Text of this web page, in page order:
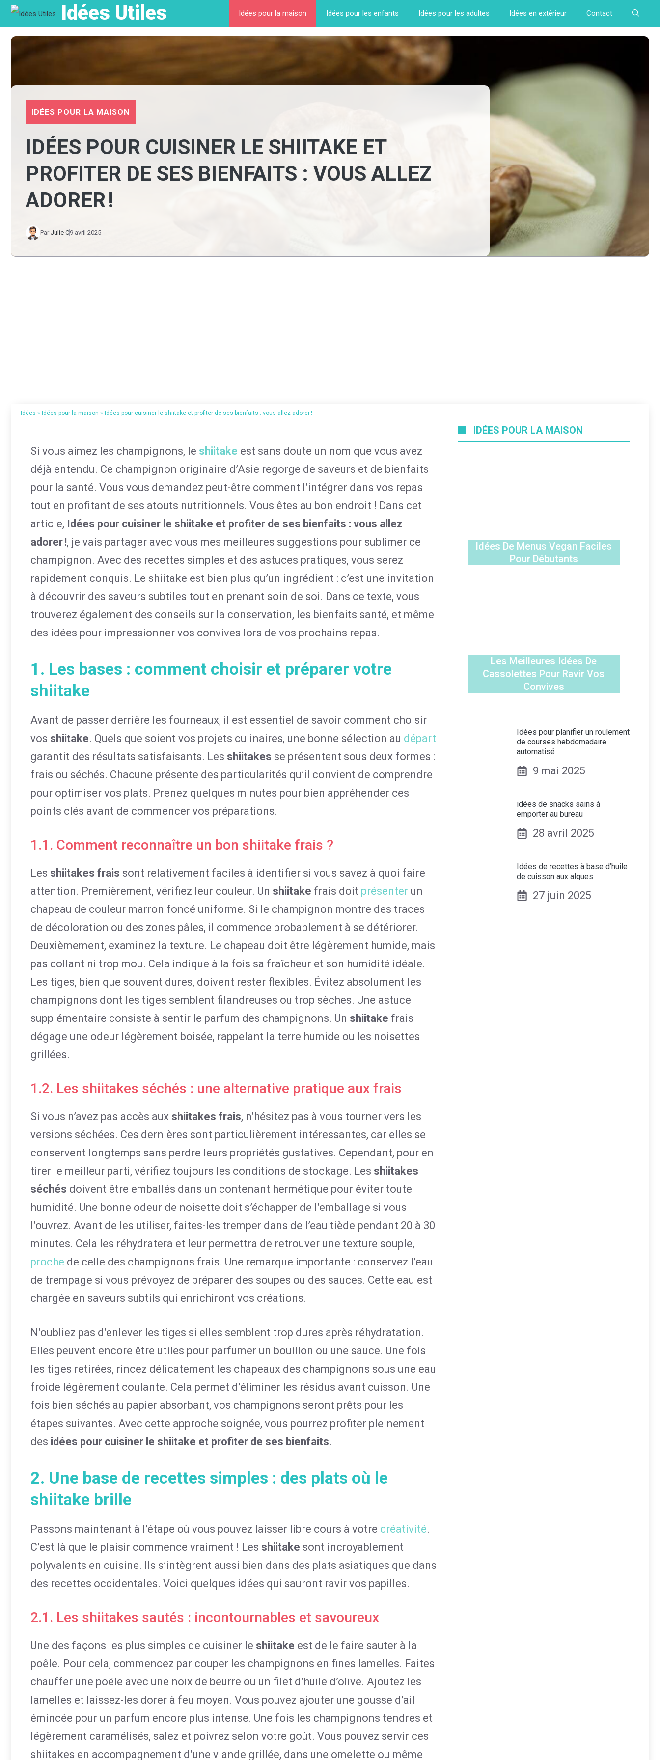
Aller
au
contenu
Idées Utiles Idées pour la maison Idées pour les enfants Idées pour les adultes Idées en extérieur Contact
IDÉES POUR LA MAISON
IDÉES POUR CUISINER LE SHIITAKE ET
PROFITER DE SES BIENFAITS : VOUS ALLEZ
ADORER !
ParJulie C9 avril 2025
Idées » Idées pour la maison » Idées pour cuisiner le shiitake et profiter de ses bienfaits : vous allez adorer !
Si vous aimez les champignons, le shiitake est sans doute un nom que vous avez
déjà entendu. Ce champignon originaire d’Asie regorge de saveurs et de bienfaits
pour la santé. Vous vous demandez peut-être comment l’intégrer dans vos repas
tout en profitant de ses atouts nutritionnels. Vous êtes au bon endroit ! Dans cet
article, Idées pour cuisiner le shiitake et profiter de ses bienfaits : vous allez
adorer !, je vais partager avec vous mes meilleures suggestions pour sublimer ce
champignon. Avec des recettes simples et des astuces pratiques, vous serez
rapidement conquis. Le shiitake est bien plus qu’un ingrédient : c’est une invitation
à découvrir des saveurs subtiles tout en prenant soin de soi. Dans ce texte, vous
trouverez également des conseils sur la conservation, les bienfaits santé, et même
des idées pour impressionner vos convives lors de vos prochains repas.
1. Les bases : comment choisir et préparer votre
shiitake
Avant de passer derrière les fourneaux, il est essentiel de savoir comment choisir
vos shiitake. Quels que soient vos projets culinaires, une bonne sélection au départ
garantit des résultats satisfaisants. Les shiitakes se présentent sous deux formes :
frais ou séchés. Chacune présente des particularités qu’il convient de comprendre
pour optimiser vos plats. Prenez quelques minutes pour bien appréhender ces
points clés avant de commencer vos préparations.
1.1. Comment reconnaître un bon shiitake frais ?
Les shiitakes frais sont relativement faciles à identifier si vous savez à quoi faire
attention. Premièrement, vérifiez leur couleur. Un shiitake frais doit présenter un
chapeau de couleur marron foncé uniforme. Si le champignon montre des traces
de décoloration ou des zones pâles, il commence probablement à se détériorer.
Deuxièmement, examinez la texture. Le chapeau doit être légèrement humide, mais
pas collant ni trop mou. Cela indique à la fois sa fraîcheur et son humidité idéale.
Les tiges, bien que souvent dures, doivent rester flexibles. Évitez absolument les
champignons dont les tiges semblent filandreuses ou trop sèches. Une astuce
supplémentaire consiste à sentir le parfum des champignons. Un shiitake frais
dégage une odeur légèrement boisée, rappelant la terre humide ou les noisettes
grillées.
1.2. Les shiitakes séchés : une alternative pratique aux frais
Si vous n’avez pas accès aux shiitakes frais, n’hésitez pas à vous tourner vers les
versions séchées. Ces dernières sont particulièrement intéressantes, car elles se
conservent longtemps sans perdre leurs propriétés gustatives. Cependant, pour en
tirer le meilleur parti, vérifiez toujours les conditions de stockage. Les shiitakes
séchés doivent être emballés dans un contenant hermétique pour éviter toute
humidité. Une bonne odeur de noisette doit s’échapper de l’emballage si vous
l’ouvrez. Avant de les utiliser, faites-les tremper dans de l’eau tiède pendant 20 à 30
minutes. Cela les réhydratera et leur permettra de retrouver une texture souple,
proche de celle des champignons frais. Une remarque importante : conservez l’eau
de trempage si vous prévoyez de préparer des soupes ou des sauces. Cette eau est
chargée en saveurs subtils qui enrichiront vos créations.
N’oubliez pas d’enlever les tiges si elles semblent trop dures après réhydratation.
Elles peuvent encore être utiles pour parfumer un bouillon ou une sauce. Une fois
les tiges retirées, rincez délicatement les chapeaux des champignons sous une eau
froide légèrement coulante. Cela permet d’éliminer les résidus avant cuisson. Une
fois bien séchés au papier absorbant, vos champignons seront prêts pour les
étapes suivantes. Avec cette approche soignée, vous pourrez profiter pleinement
des idées pour cuisiner le shiitake et profiter de ses bienfaits.
2. Une base de recettes simples : des plats où le
shiitake brille
Passons maintenant à l’étape où vous pouvez laisser libre cours à votre créativité.
C’est là que le plaisir commence vraiment ! Les shiitake sont incroyablement
polyvalents en cuisine. Ils s’intègrent aussi bien dans des plats asiatiques que dans
des recettes occidentales. Voici quelques idées qui sauront ravir vos papilles.
2.1. Les shiitakes sautés : incontournables et savoureux
Une des façons les plus simples de cuisiner le shiitake est de le faire sauter à la
poêle. Pour cela, commencez par couper les champignons en fines lamelles. Faites
chauffer une poêle avec une noix de beurre ou un filet d’huile d’olive. Ajoutez les
lamelles et laissez-les dorer à feu moyen. Vous pouvez ajouter une gousse d’ail
émincée pour un parfum encore plus intense. Une fois les champignons tendres et
légèrement caramélisés, salez et poivrez selon votre goût. Vous pouvez servir ces
shiitakes en accompagnement d’une viande grillée, dans une omelette ou même
IDÉES POUR LA MAISON
Idées De Menus Vegan Faciles
Pour Débutants
Les Meilleures Idées De
Cassolettes Pour Ravir Vos
Convives
Idées pour planifier un roulement
de courses hebdomadaire
automatisé
9 mai 2025
idées de snacks sains à
emporter au bureau
28 avril 2025
Idées de recettes à base d’huile
de cuisson aux algues
27 juin 2025